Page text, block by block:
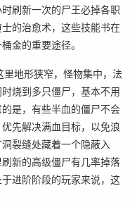
刷新一次的尸王必掉各职
的治愈术，这些技能书在
金的重要途径。
地形狭窄，怪物集中，法
烧到多只僵尸，基本不用
是，有些半血的僵尸不会
先解决满血目标，以免浪
裂缝处藏着一个隐蔽入
新的高级僵尸有几率掉落
进阶阶段的玩家来说，这